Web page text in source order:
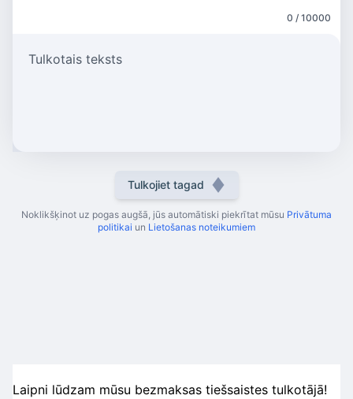
0 / 10000
Tulkotais teksts
Tulkojiet tagad
Noklikšķinot uz pogas augšā, jūs automātiski piekrītat mūsu Privātuma
politikai un Lietošanas noteikumiem
Laipni lūdzam mūsu bezmaksas tiešsaistes tulkotājā!